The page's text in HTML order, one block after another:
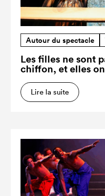
Autour du spectacle
Les filles ne sont
chiffon, et elles
Lire la suite